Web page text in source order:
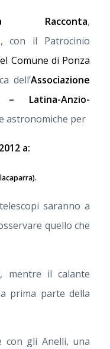
Racconta,
il Patrocinio
Comune di Ponza
dell’Associazione
Latina-Anzio-
astronomiche per
a:
saranno a
quello che
mentre il calante
prima parte della
con gli Anelli, una